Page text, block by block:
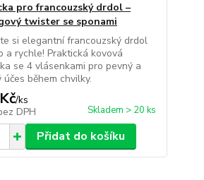
pro francouzský drdol –
twister se sponami
si elegantní francouzský drdol
a rychle! Praktická kovová
se 4 vlásenkami pro pevný a
účes během chvilky.
/ks
DPH Skladem > 20 ks
Přidat do košíku